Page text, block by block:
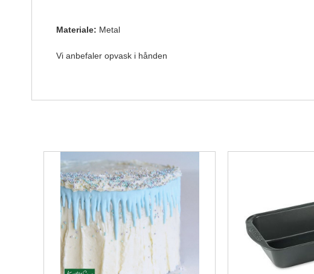
Materiale: Metal
Vi anbefaler opvask i hånden